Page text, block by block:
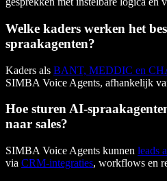
Welke kaders werken het
spraakagenten?
Kaders als BANT, MEDDIC en
SIMBA Voice Agents, afhankelijk
Hoe sturen AI-
naar sales?
SIMBA Voice Agents kunnen leads
via CRM-integraties, workflows en